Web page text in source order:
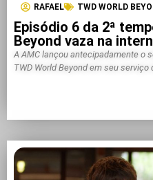
RAFAEL TWD WORLD
Episódio 6 da 2ª
Beyond vaza na
A AMC lançou antecipadamente o
TWD World Beyond em seu